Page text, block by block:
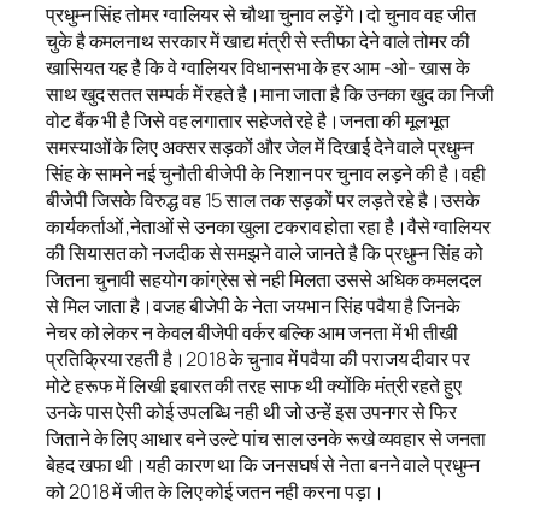
प्रधुम्न सिंह तोमर ग्वालियर से चौथा चुनाव लड़ेंगे।दो चुनाव वह जीत
चुके है कमलनाथ सरकार में खाद्य मंत्री से स्तीफा देने वाले तोमर की
खासियत यह है कि वे ग्वालियर विधानसभा के हर आम -ओ- खास के
साथ खुद सतत सम्पर्क में रहते है।माना जाता है कि उनका खुद का निजी
वोट बैंक भी है जिसे वह लगातार सहेजते रहे है।जनता की मूलभूत
समस्याओं के लिए अक्सर सड़कों और जेल में दिखाई देने वाले प्रधुम्न
सिंह के सामने नई चुनौती बीजेपी के निशान पर चुनाव लड़ने की है।वही
बीजेपी जिसके विरुद्ध वह 15 साल तक सड़कों पर लड़ते रहे है।उसके
कार्यकर्ताओं ,नेताओं से उनका खुला टकराव होता रहा है।वैसे ग्वालियर
की सियासत को नजदीक से समझने वाले जानते है कि प्रधुम्न सिंह को
जितना चुनावी सहयोग कांग्रेस से नही मिलता उससे अधिक कमलदल
से मिल जाता है।वजह बीजेपी के नेता जयभान सिंह पवैया है जिनके
नेचर को लेकर न केवल बीजेपी वर्कर बल्कि आम जनता में भी तीखी
प्रतिक्रिया रहती है।2018 के चुनाव में पवैया की पराजय दीवार पर
मोटे हरूफ में लिखी इबारत की तरह साफ थी क्योंकि मंत्री रहते हुए
उनके पास ऐसी कोई उपलब्धि नही थी जो उन्हें इस उपनगर से फिर
जिताने के लिए आधार बने उल्टे पांच साल उनके रूखे व्यवहार से जनता
बेहद खफा थी।यही कारण था कि जनसघर्ष से नेता बनने वाले प्रधुम्न
को 2018 में जीत के लिए कोई जतन नही करना पड़ा।